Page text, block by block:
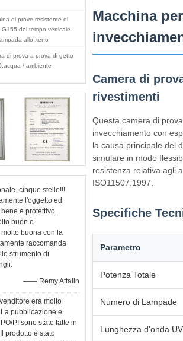
di prove resistente di
G155 del tempo verticale
allo xeno
di prova a prova di getto
/ ambiente
cinque stelle!!!
l'oggetto ed
e protettivo.
buon e
buona con la
raccomanda
strumento di
—— Remy Attalin
era molto
pubblicazione e
PI sono state fatte in
prodotto è stato
Macchina
Camera di
rivestimenti
Questa camera di
invecchiamento con
la causa principale del
simulare in modo
resistenza relativa agli
ISO11507.1997.
Specifiche
Parametro
Potenza Totale
Numero di Lampade
Lunghezza d'onda UV